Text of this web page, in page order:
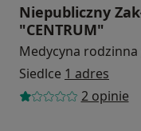
Niepubliczny
"CENTRUM"
Medycyna rodzinna
Siedlce 1 adres
2 opinie